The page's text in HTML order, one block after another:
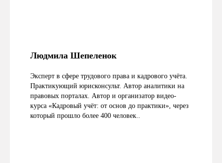
Людмила Шепеленок
Эксперт в сфере трудового права и кадрового учёта.
Практикующий юрисконсульт. Автор аналитики на
правовых порталах. Автор и организатор видео-
курса «Кадровый учёт: от основ до практики», через
который прошло более 400 человек..